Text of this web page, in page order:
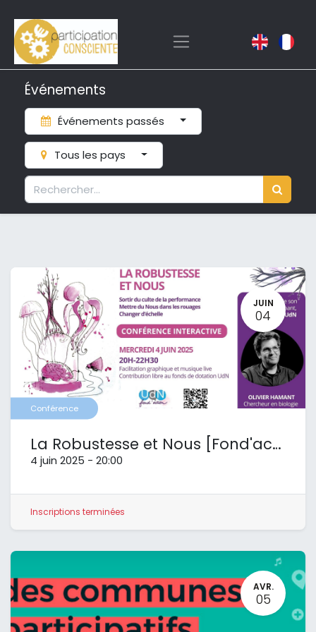
Événements
Événements passés
Tous les pays
JUIN
04
Conférence
La Robustesse et Nous [Fond'action UdN]
4 juin 2025 - 20:00
Inscriptions terminées
AVR.
05